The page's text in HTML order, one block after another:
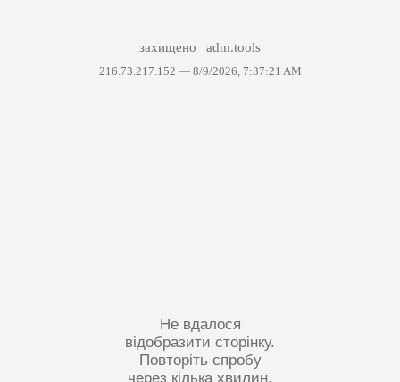
захищено adm.tools
216.73.217.152 — 8/9/2026, 7:37:21 AM
Не вдалося
відобразити сторінку.
Повторіть спробу
через кілька хвилин.